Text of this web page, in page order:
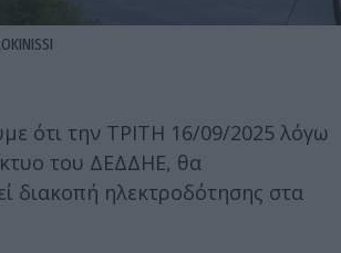
ότι την ΤΡΙΤΗ 16/09/2025 λόγω
του ΔΕΔΔΗΕ, θα
διακοπή ηλεκτροδότησης στα